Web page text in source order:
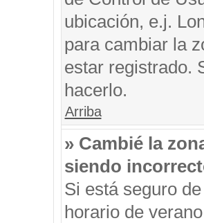
ubicación, e.j.
para cambiar la
estar registrado.
hacerlo.
Arriba
» Cambié la
siendo
Si está seguro
horario de